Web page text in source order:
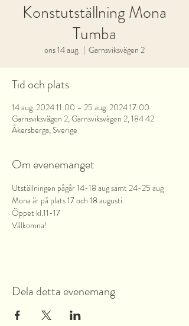
Konstutställning Mona
Tumba
ons 14 aug.
  |
Garnsviksvägen 2
Tid och plats
14 aug. 2024 11:00 – 25 aug. 2024 17:00
Garnsviksvägen 2, Garnsviksvägen 2, 184 42
Åkersberga, Sverige
Om evenemanget
Utställningen pågår 14-18 aug samt 24-25 aug
Mona är på plats 17 och 18 augusti.
Öppet kl.11-17
Välkomna!
Dela detta evenemang